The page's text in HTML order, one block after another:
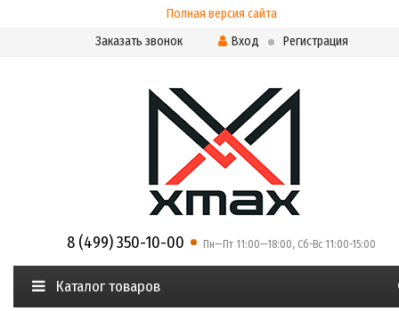
Полная версия сайта
Заказать звонок
Вход Регистрация
8 (499) 350-10-00 Пн—Пт 11:00—18:00, Сб-Вс 11:00-15:00
Каталог товаров